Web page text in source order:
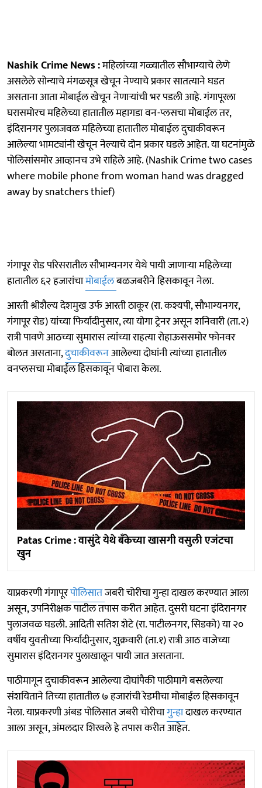
Nashik Crime News :महिलांच्या गळ्यातील सौभाग्याचे लेणे
असलेले सोन्याचे मंगळसूत्र खेचून नेण्याचे प्रकार सातत्याने घडत
असताना आता मोबाईल खेचून नेणाऱ्यांची भर पडली आहे. गंगापूरला
घरासमोरच महिलेच्या हातातील महागडा वन-प्लसचा मोबाईल तर,
इंदिरानगर पुलाजवळ महिलेच्या हातातील मोबाईल दुचाकीवरून
आलेल्या भामट्यांनी खेचून नेल्याचे दोन प्रकार घडले आहेत. या घटनांमुळे
पोलिसांसमोर आव्हानच उभे राहिले आहे. (Nashik Crime two cases
where mobile phone from woman hand was dragged
away by snatchers thief)
गंगापूर रोड परिसरातील सौभाग्यनगर येथे पायी जाणाऱ्या महिलेच्या
हातातील ६२ हजारांचामोबाईलबळजबरीने हिसकावून नेला.
आरती श्रीशैल्य देशमुख उर्फ आरती ठाकूर (रा. कश्यपी, सौभाग्यनगर,
गंगापूर रोड) यांच्या फिर्यादीनुसार, त्या योगा ट्रेनर असून शनिवारी (ता.२)
रात्री पावणे आठच्या सुमारास त्यांच्या राहत्या रोहाऊससमोर फोनवर
बोलत असताना,दुचाकीवरूनआलेल्या दोघांनी त्यांच्या हातातील
वनप्लसचा मोबाईल हिसकावून पोबारा केला.
Patas Crime : वासुंदे येथे बॅंकेच्या खासगी वसुली एजंटचा
खुन
याप्रकरणी गंगापूरपोलिसातजबरी चोरीचा गुन्हा दाखल करण्यात आला
असून, उपनिरीक्षक पाटील तपास करीत आहेत. दुसरी घटना इंदिरानगर
पुलाजवळ घडली. आदिती सतिश शेटे (रा. पाटीलनगर, सिडको) या २०
वर्षीय युवतीच्या फिर्यादीनुसार, शुक्रवारी (ता.१) रात्री आठ वाजेच्या
सुमारास इंदिरानगर पुलाखालून पायी जात असताना.
पाठीमागून दुचाकीवरून आलेल्या दोघांपैकी पाठीमागे बसलेल्या
संशयिताने तिच्या हातातील ७ हजारांची रेडमीचा मोबाईल हिसकावून
नेला. याप्रकरणी अंबड पोलिसात जबरी चोरीचागुन्हादाखल करण्यात
आला असून, अंमलदार शिरवले हे तपास करीत आहेत.